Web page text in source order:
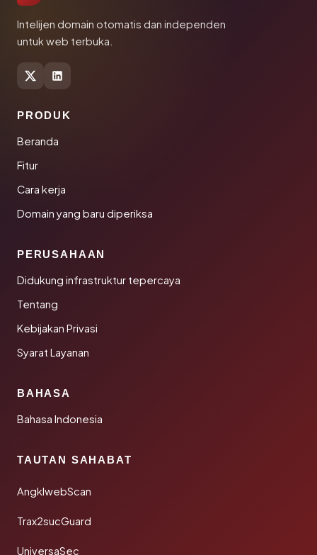
Intelijen domain otomatis dan independen
untuk web terbuka.
PRODUK
Beranda
Fitur
Cara kerja
Domain yang baru diperiksa
PERUSAHAAN
Didukung infrastruktur tepercaya
Tentang
Kebijakan Privasi
Syarat Layanan
BAHASA
Bahasa Indonesia
TAUTAN SAHABAT
AngklwebScan
Trax2sucGuard
UniversaSec